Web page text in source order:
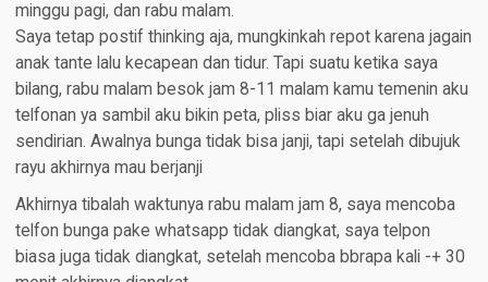
minggu pagi, dan rabu malam.
Saya tetap postif thinking aja, mungkinkah repot karena jagain
anak tante lalu kecapean dan tidur. Tapi suatu ketika saya
bilang, rabu malam besok jam 8-11 malam kamu temenin aku
telfonan ya sambil aku bikin peta, pliss biar aku ga jenuh
sendirian. Awalnya bunga tidak bisa janji, tapi setelah dibujuk
rayu akhirnya mau berjanji
Akhirnya tibalah waktunya rabu malam jam 8, saya mencoba
telfon bunga pake whatsapp tidak diangkat, saya telpon
biasa juga tidak diangkat, setelah mencoba bbrapa kali -+ 30